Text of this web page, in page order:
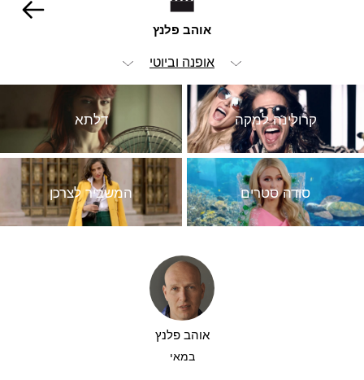
אוהב פלנץ
אופנה וביוטי
הכל
ויז'ואל
אנימציה ופוסט
הומור
ילדים
מזון ומשקאות
מכוניות
סטוריטלינג
קליפים
קרולינה למקה דלתא
סודה סטרים המשביר לצרכן
אוהב פלנץ
במאי